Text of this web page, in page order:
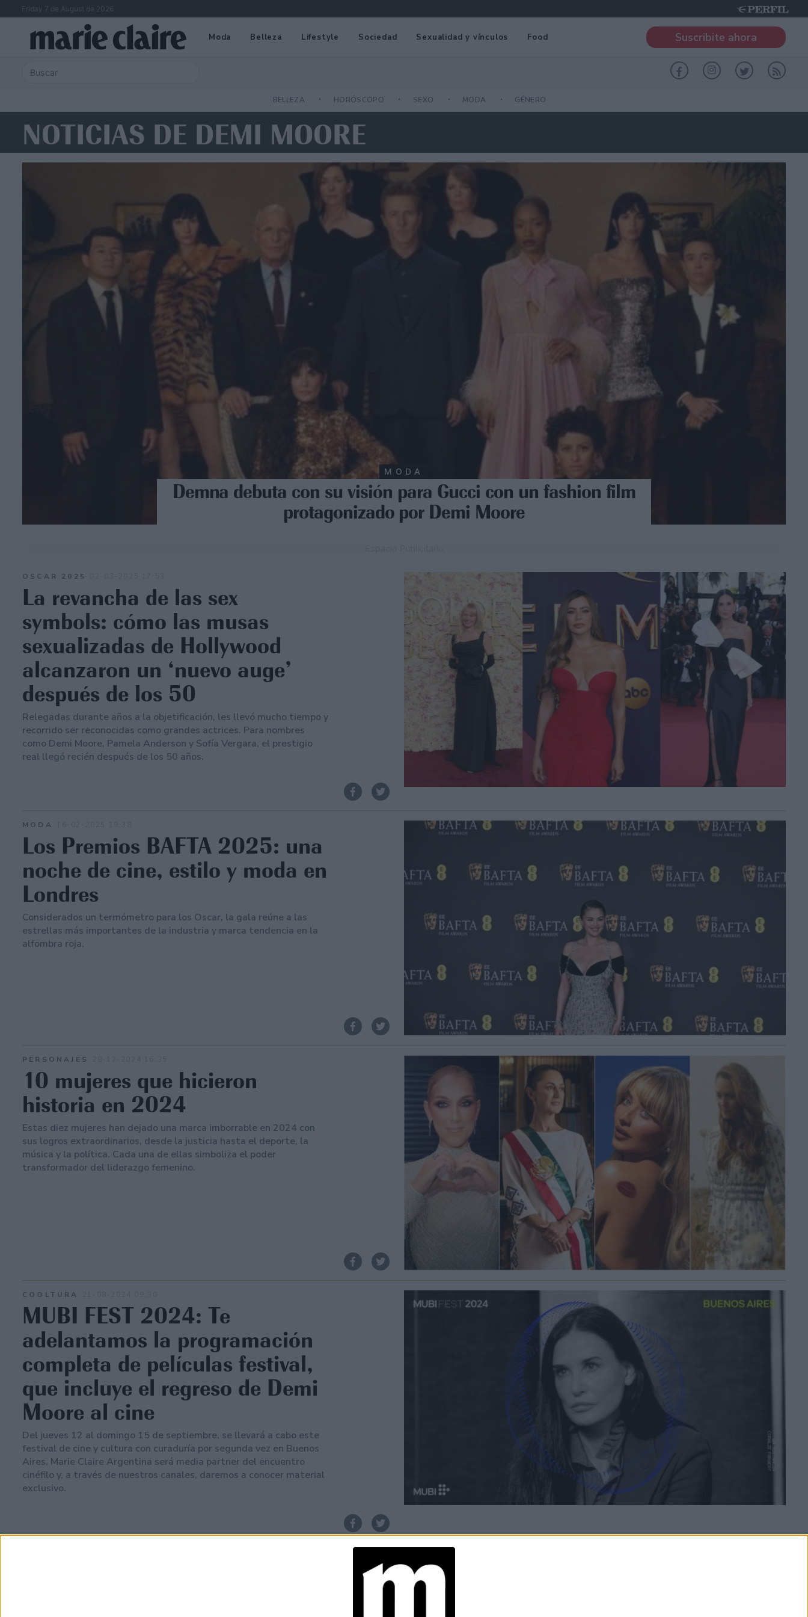
Friday 7 de August de 2026
Moda Belleza Lifestyle Sociedad Sexualidad y vínculos Food Suscribite ahora
BELLEZA HORÓSCOPO SEXO MODA GÉNERO
NOTICIAS DE DEMI MOORE
MODA
Demna debuta con su visión para Gucci con un fashion film
protagonizado por Demi Moore
OSCAR 2025
La revancha de las sex
symbols: cómo las musas
sexualizadas de Hollywood
alcanzaron un ‘nuevo auge’
después de los 50
Relegadas durante años a la objetificación, les llevó mucho tiempo y
recorrido ser reconocidas como grandes actrices. Para nombres
como Demi Moore, Pamela Anderson y Sofía Vergara, el prestigio
real llegó recién después de los 50 años.
MODA
Los Premios BAFTA 2025: una
noche de cine, estilo y moda en
Londres
Considerados un termómetro para los Oscar, la gala reúne a las
estrellas más importantes de la industria y marca tendencia en la
alfombra roja.
PERSONAJES
10 mujeres que hicieron
historia en 2024
Estas diez mujeres han dejado una marca imborrable en 2024 con
sus logros extraordinarios, desde la justicia hasta el deporte, la
música y la política. Cada una de ellas simboliza el poder
transformador del liderazgo femenino.
COOLTURA
MUBI FEST 2024: Te
adelantamos la programación
completa de películas festival,
que incluye el regreso de Demi
Moore al cine
Del jueves 12 al domingo 15 de septiembre, se llevará a cabo este
festival de cine y cultura con curaduría por segunda vez en Buenos
Aires. Marie Claire Argentina será media partner del encuentro
cinéfilo y, a través de nuestros canales, daremos a conocer material
exclusivo.